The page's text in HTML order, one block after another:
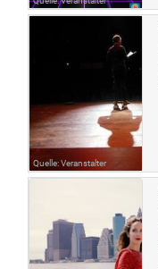
Quelle: Veranstalter